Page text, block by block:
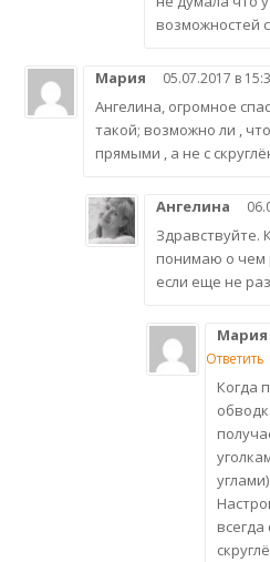
возможностей
Мария 05.07.2017 в
Ангелина, огромное
такой; возможно ли ,
прямыми , а не с
Ангелина
Здравствуйте.
понимаю о чем
если еще не
Мария
Ответить
Когда
всегда